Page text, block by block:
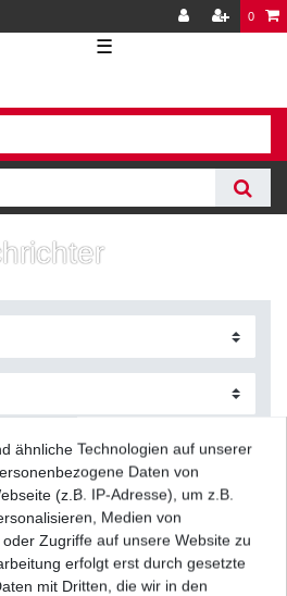
0
☰
Lichtmaschine Yamaha FZR 600 Genesis
3RH 1989-1993 HQ
€ 69,93 € *
ähnliche Technologien auf unserer
Daten von
(z.B. IP-Adresse), um z.B.
Medien von
Zugriffe auf unsere Website zu
erfolgt erst durch gesetzte
mit Dritten, die wir in den